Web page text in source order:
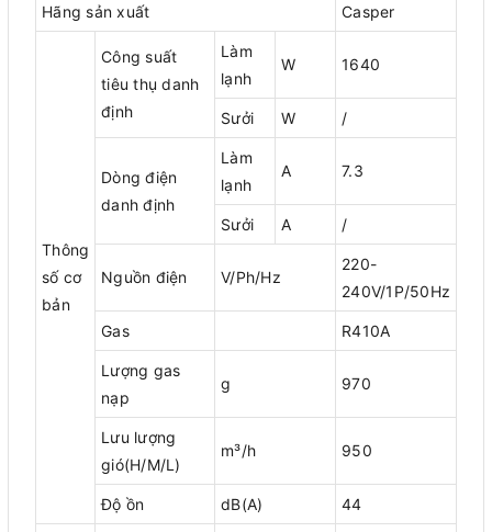
Hãng sản xuất Casper
Thông
số cơ
bản
Công suất
tiêu thụ danh
định
Làm
lạnh
W 1640
Sưởi W /
Dòng điện
danh định
Làm
lạnh
A 7.3
Sưởi A /
Nguồn điện V/Ph/Hz
220-
240V/1P/50Hz
Gas R410A
Lượng gas
nạp
g 970
Lưu lượng
gió(H/M/L)
m³/h 950
Độ ồn dB(A) 44